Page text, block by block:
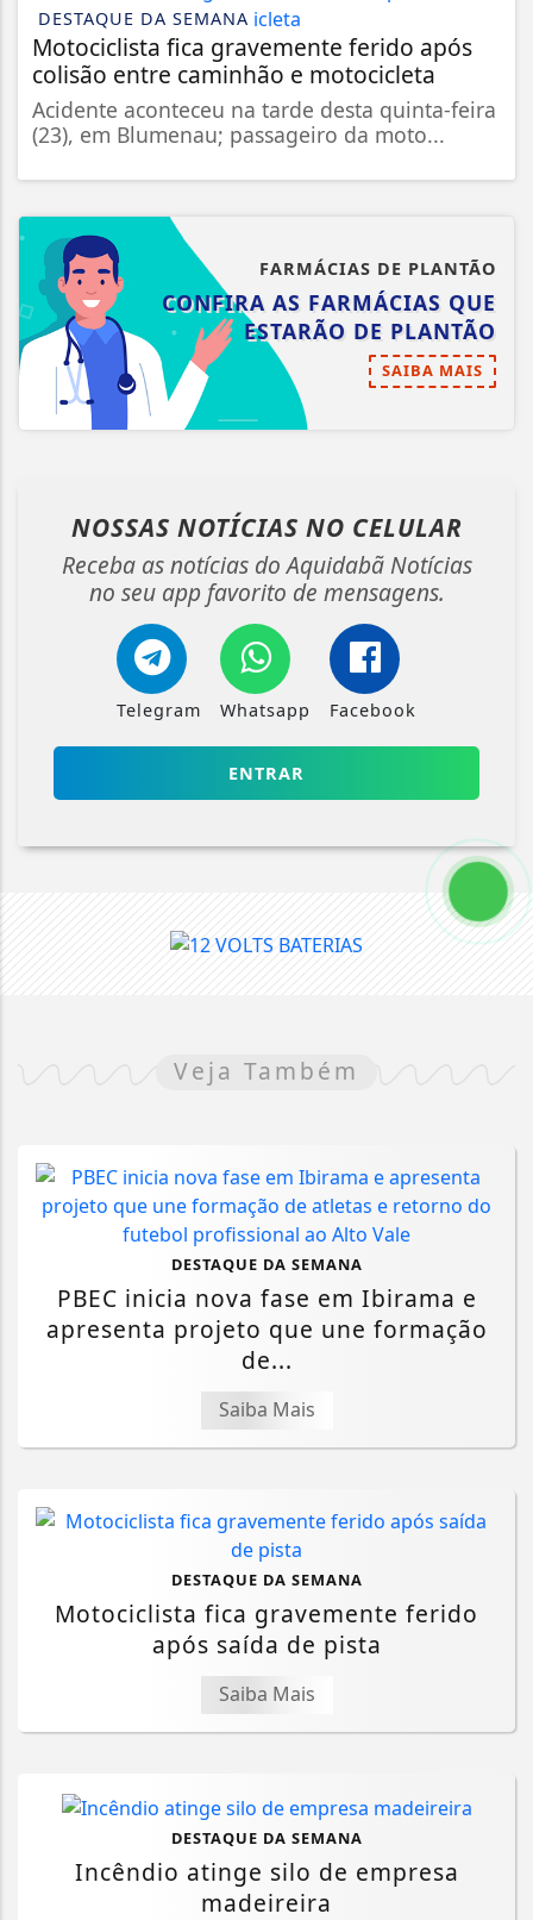
DESTAQUE DA SEMANA
Motociclista fica gravemente ferido após
colisão entre caminhão e motocicleta
Acidente aconteceu na tarde desta quinta-feira
(23), em Blumenau; passageiro da moto...
FARMÁCIAS DE PLANTÃO
CONFIRA AS FARMÁCIAS QUE
ESTARÃO DE PLANTÃO
SAIBA MAIS
NOSSAS NOTÍCIAS NO CELULAR
Receba as notícias do Aquidabã Notícias
no seu app favorito de mensagens.
Telegram Whatsapp Facebook
ENTRAR
Veja Também
DESTAQUE DA SEMANA
PBEC inicia nova fase em Ibirama e
apresenta projeto que une formação
de...
Saiba Mais
DESTAQUE DA SEMANA
Motociclista fica gravemente ferido
após saída de pista
Saiba Mais
DESTAQUE DA SEMANA
Incêndio atinge silo de empresa
madeireira